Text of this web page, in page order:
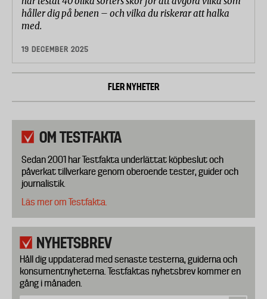
håller dig på benen – och vilka du riskerar att halka
med.
19 DECEMBER 2025
FLER NYHETER
OM TESTFAKTA
Sedan 2001 har Testfakta underlättat köpbeslut och
påverkat tillverkare genom oberoende tester, guider och
journalistik.
Läs mer om Testfakta.
NYHETSBREV
Håll dig uppdaterad med senaste testerna, guiderna och
konsumentnyheterna. Testfaktas nyhetsbrev kommer en
gång i månaden.